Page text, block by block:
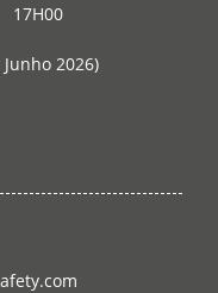
17H00
2026)